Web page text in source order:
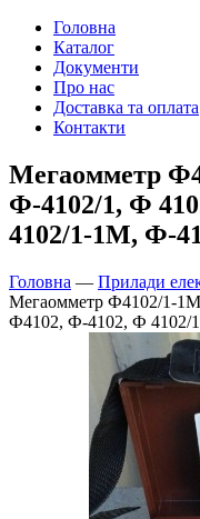
Головна
Каталог
Документи
Про нас
Доставка та оплата
Контакти
Мегаомметр
Ф-4102/1, Ф
4102/1-1М, Ф-
Головна — Прилади
Мегаомметр Ф4102/1-
Ф4102, Ф-4102, Ф